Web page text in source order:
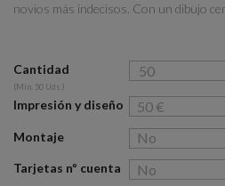
novios más indecisos. Con un dibujo
Cantidad
(Min. 50 Uds.)
Impresión y diseño
Montaje
Tarjetas nº cuenta